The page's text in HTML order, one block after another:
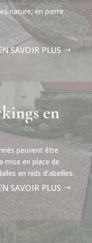
nature, en pierre
SAVOIR PLUS
en
peuvent être
mise en place de
en nids d’abeilles.
SAVOIR PLUS